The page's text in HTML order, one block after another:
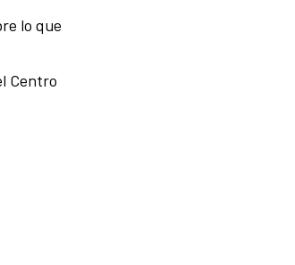
lo que
Centro